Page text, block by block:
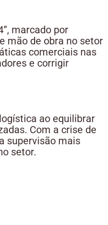
marcado por
mão de obra no setor
comerciais nas
e corrigir
ao equilibrar
Com a crise de
supervisão mais
setor.